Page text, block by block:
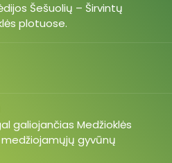
Šešuolių – Širvintų
plotuose.
galiojančias Medžioklės
gyvūnų